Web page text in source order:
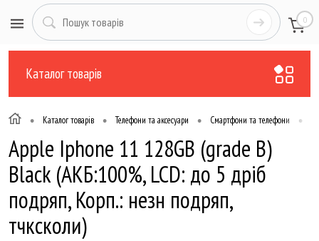
0
Каталог товарів
• Каталог товарів • Телефони та аксесуари • Смартфони та телефони •
Apple Iphone 11 128GB (grade B)
Black (АКБ:100%, LCD: до 5 дріб
подряп, Корп.: незн подряп,
тчксколи)